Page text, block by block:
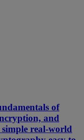
of
and
real-world